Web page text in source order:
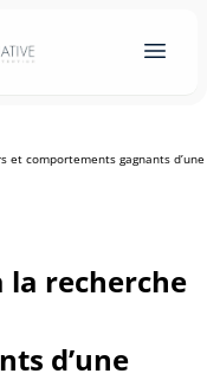
comportements gagnants d’une
recherche
d’une